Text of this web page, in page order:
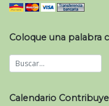
Coloque una palabra
Calendario